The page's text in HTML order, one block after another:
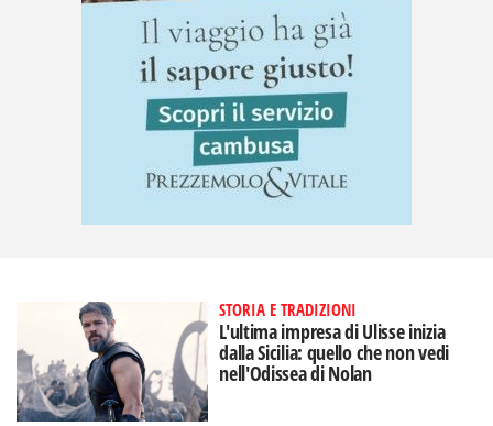
STORIA E TRADIZIONI
L'ultima impresa di Ulisse inizia
dalla Sicilia: quello che non vedi
nell'Odissea di Nolan